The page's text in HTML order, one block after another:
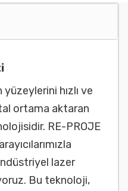
hızlı ve
ortama aktaran
RE-PROJE
lazer
Bu teknoloji,